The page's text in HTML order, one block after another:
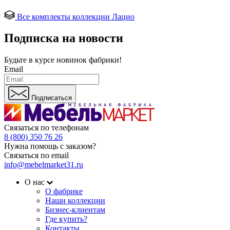
Все комплекты коллекции Лацио
Подписка на новости
Будьте в курсе новинок фабрики!
Email
Подписаться
Связаться по телефонам
8 (800) 350 76 26
Нужна помощь с заказом?
Связаться по email
info@mebelmarket31.ru
О нас
О фабрике
Наши коллекции
Бизнес-клиентам
Где купить?